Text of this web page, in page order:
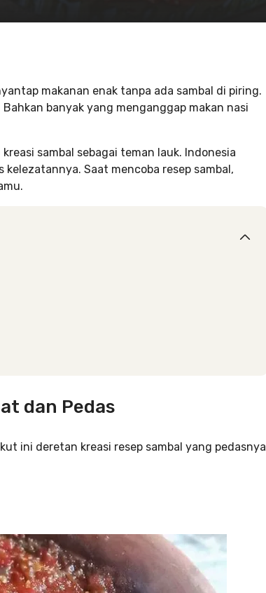
makanan enak tanpa ada sambal di piring.
banyak yang menganggap makan nasi
sambal sebagai teman lauk. Indonesia
Saat mencoba resep sambal,
dan Pedas
ini deretan kreasi resep sambal yang pedasnya